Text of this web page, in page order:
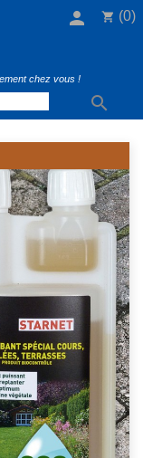
shopping_cart (0)
person
chez vous !
